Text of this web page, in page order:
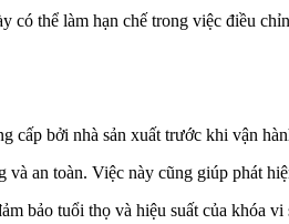
thể làm hạn chế trong việc điều
bởi nhà sản xuất trước khi vận
an toàn. Việc này cũng giúp phát
bảo tuổi thọ và hiệu suất của khóa